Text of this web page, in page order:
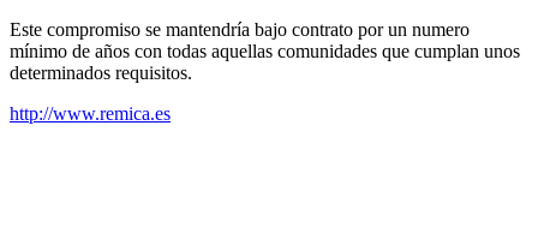
Este compromiso se mantendría bajo contrato por un numero
mínimo de años con todas aquellas comunidades que cumplan unos
determinados requisitos.
http://www.remica.es